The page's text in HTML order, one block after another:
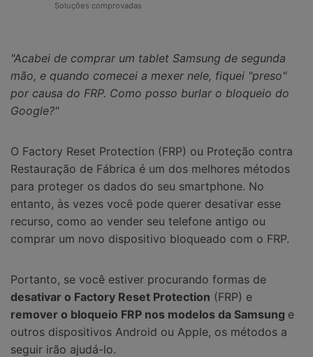
Soluções comprovadas
"Acabei de comprar um tablet Samsung de segunda
mão, e quando comecei a mexer nele, fiquei "preso"
por causa do FRP. Como posso burlar o bloqueio do
Google?"
O Factory Reset Protection (FRP) ou Proteção contra
Restauração de Fábrica é um dos melhores métodos
para proteger os dados do seu smartphone. No
entanto, às vezes você pode querer desativar esse
recurso, como ao vender seu telefone antigo ou
comprar um novo dispositivo bloqueado com o FRP.
Portanto, se você estiver procurando formas de
desativar o Factory Reset Protection (FRP) e
remover o bloqueio FRP nos modelos da Samsung e
outros dispositivos Android ou Apple, os métodos a
seguir irão ajudá-lo.